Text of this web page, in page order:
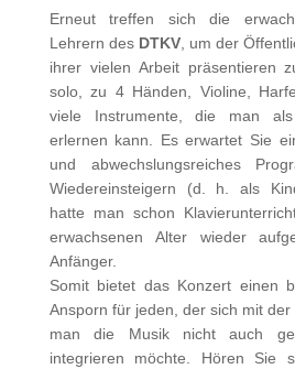
Erneut treffen sich die
Lehrern des DTKV, um der
ihrer vielen Arbeit präsentieren
solo, zu 4 Händen, Violine,
viele Instrumente, die man als
erlernen kann. Es erwartet Sie
und abwechslungsreiches
Wiedereinsteigern (d. h. als
hatte man schon
erwachsenen Alter wieder
Anfänger.
Somit bietet das Konzert einen
Ansporn für jeden, der sich mit
man die Musik nicht auch
integrieren möchte. Hören Sie